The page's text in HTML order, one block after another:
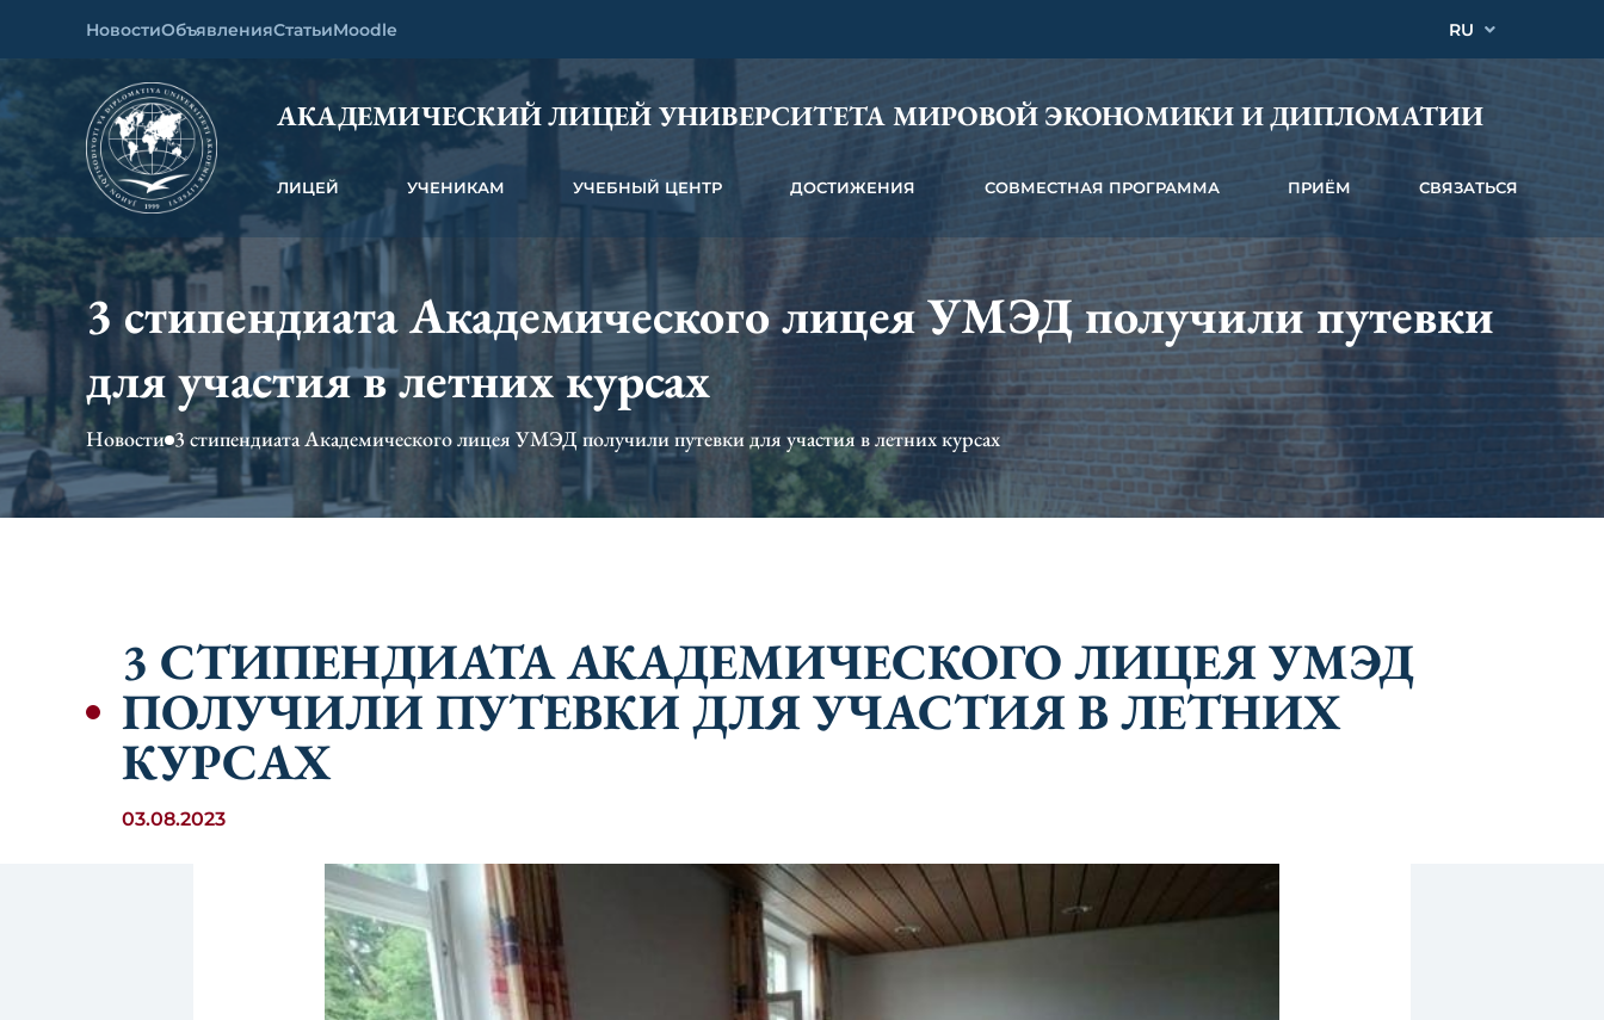
НовостиОбъявленияСтатьиMoodle RU
АКАДЕМИЧЕСКИЙ ЛИЦЕЙ УНИВЕРСИТЕТА МИРОВОЙ ЭКОНОМИКИ И ДИПЛОМАТИИ
ЛИЦЕЙ УЧЕНИКАМ УЧЕБНЫЙ ЦЕНТР ДОСТИЖЕНИЯ СОВМЕСТНАЯ ПРОГРАММА ПРИЁМ СВЯЗАТЬСЯ
3 стипендиата Академического лицея УМЭД получили путевки
для участия в летних курсах
Новости 3 стипендиата Академического лицея УМЭД получили путевки для участия в летних курсах
3 СТИПЕНДИАТА АКАДЕМИЧЕСКОГО ЛИЦЕЯ УМЭД
ПОЛУЧИЛИ ПУТЕВКИ ДЛЯ УЧАСТИЯ В ЛЕТНИХ
КУРСАХ
03.08.2023